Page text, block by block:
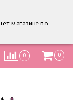
магазине по
0 0